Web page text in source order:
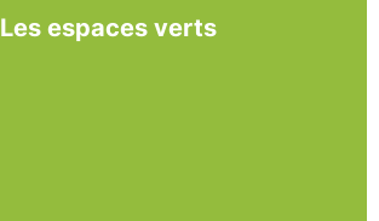
Les espaces verts